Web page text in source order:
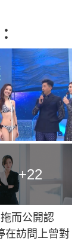
+22
而公開認
在訪問上曾對